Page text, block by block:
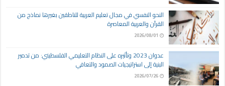
النحو النفسي في مجال تعليم العربية للناطقين بغيرها نماذج من
القرآن والعربية المعاصرة
2026/08/01
عدوان 2023 وتأثيره على النظام التعليمي الفلسطيني: من تدمير
البنية إلى استراتيجيات الصمود والتعافي
2026/07/26